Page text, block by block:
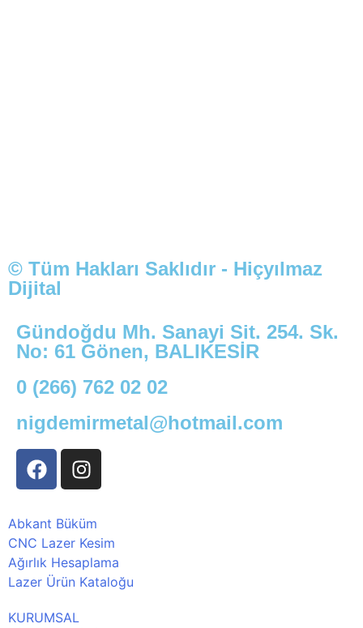
© Tüm Hakları Saklıdır - Hiçyılmaz
Dijital
Gündoğdu Mh. Sanayi Sit. 254. Sk.
No: 61 Gönen, BALIKESİR
0 (266) 762 02 02
nigdemirmetal@hotmail.com
Abkant Büküm
CNC Lazer Kesim
Ağırlık Hesaplama
Lazer Ürün Kataloğu
KURUMSAL